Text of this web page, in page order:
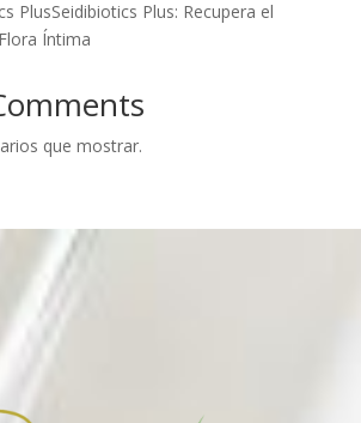
PlusSeidibiotics Plus: Recupera el
Íntima
que mostrar.